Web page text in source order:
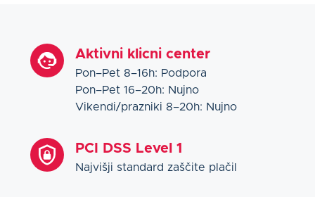
Aktivni klicni center
Pon–Pet 8–16h: Podpora
Pon–Pet 16–20h: Nujno
Vikendi/prazniki 8–20h: Nujno
PCI DSS Level 1
Najvišji standard zaščite plačil